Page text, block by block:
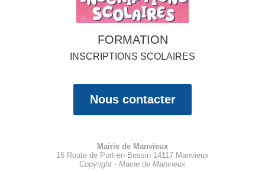
FORMATION
INSCRIPTIONS SCOLAIRES
Nous contacter
Mairie de Manvieux
16 Route de Port-en-Bessin 14117 Manvieux
Copyright - Mairie de Manvieux